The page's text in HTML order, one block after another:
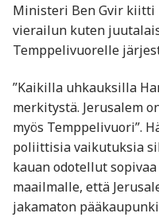
Ministeri Ben Gvir
vierailun kuten
Temppelivuorelle
”Kaikilla uhkauksilla
merkitystä. Jerusalem
myös Temppelivuori”.
poliittisia vaikutuksia
kauan odotellut
maailmalle, että
jakamaton